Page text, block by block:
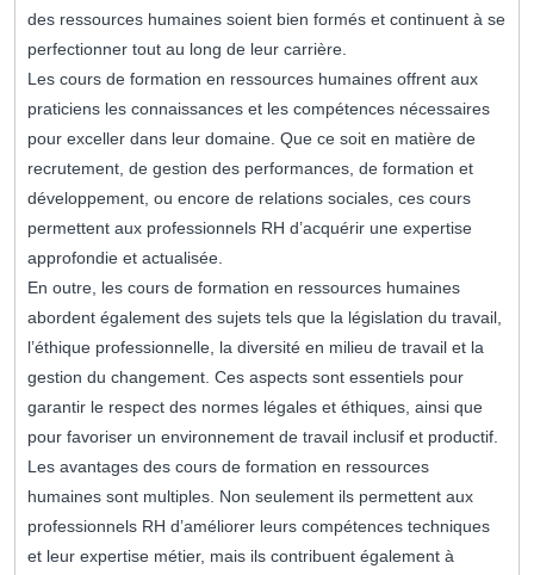
des ressources humaines soient bien formés et continuent à se
perfectionner tout au long de leur carrière.
Les cours de formation en ressources humaines offrent aux
praticiens les connaissances et les compétences nécessaires
pour exceller dans leur domaine. Que ce soit en matière de
recrutement, de gestion des performances, de formation et
développement, ou encore de relations sociales, ces cours
permettent aux professionnels RH d’acquérir une expertise
approfondie et actualisée.
En outre, les cours de formation en ressources humaines
abordent également des sujets tels que la législation du travail,
l’éthique professionnelle, la diversité en milieu de travail et la
gestion du changement. Ces aspects sont essentiels pour
garantir le respect des normes légales et éthiques, ainsi que
pour favoriser un environnement de travail inclusif et productif.
Les avantages des cours de formation en ressources
humaines sont multiples. Non seulement ils permettent aux
professionnels RH d’améliorer leurs compétences techniques
et leur expertise métier, mais ils contribuent également à